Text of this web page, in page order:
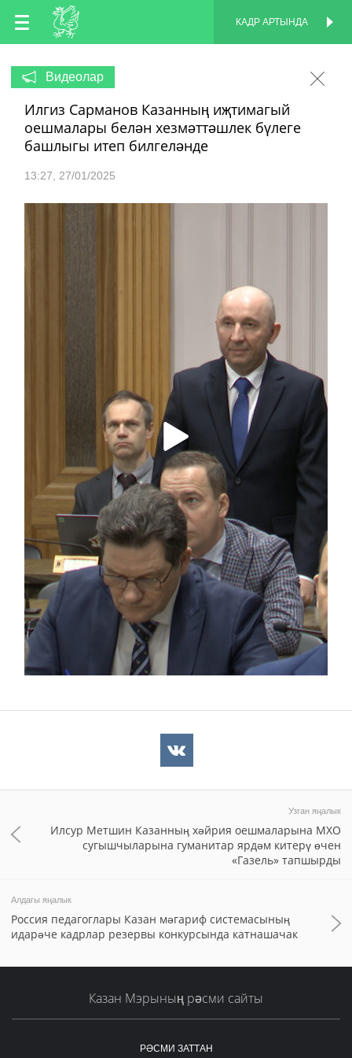
TT
EN
КАДР АРТЫНДА
Видеолар
Илгиз Сарманов Казанның иҗтимагый
оешмалары белән хезмәттәшлек бүлеге
башлыгы итеп билгеләнде
13:27 27/01/2025
Узган яңалык
Илсур Метшин Казанның хәйрия оешмаларына МХО
сугышчыларына гуманитар ярдәм китерү өчен
«Газель» тапшырды
Алдагы яңалык
Россия педагоглары Казан мәгариф системасының
идарәче кадрлар резервы конкурсында катнашачак
Казан Мэрының рәсми сайты
РӘСМИ ЗАТТАН
КАДР АРТЫНДА